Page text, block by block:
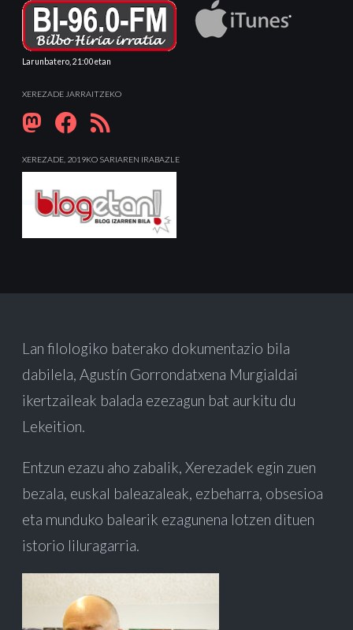
Larunbatero, 21:00etan
XEREZADE JARRAITZEKO
XEREZADE, 2019KO SARIAREN IRABAZLE
Lan filologiko baterako dokumentazio bila
dabilela, Agustín Gorrondatxena Murgialdai
ikertzaileak balada ezezagun bat aurkitu du
Lekeition.
Entzun ezazu aho zabalik, Xerezadek egin zuen
bezala, euskal baleazaleak, ezbeharra, obsesioa
eta munduko balearik ezagunena lotzen dituen
istorio liluragarria.